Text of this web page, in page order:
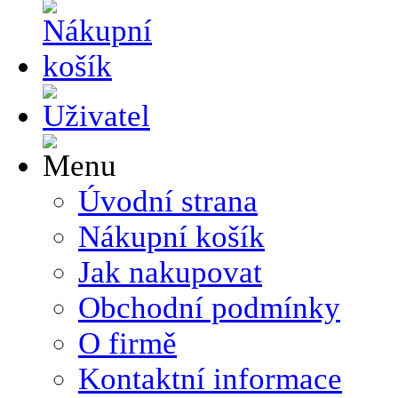
Úvodní strana
Nákupní košík
Jak nakupovat
Obchodní podmínky
O firmě
Kontaktní informace